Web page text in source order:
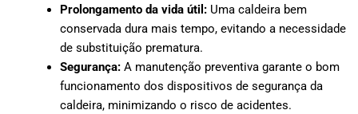
Prolongamento da vida útil: Uma caldeira bem
conservada dura mais tempo, evitando a necessidade
de substituição prematura.
Segurança: A manutenção preventiva garante o bom
funcionamento dos dispositivos de segurança da
caldeira, minimizando o risco de acidentes.